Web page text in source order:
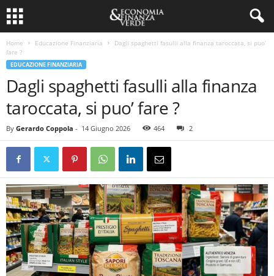
Home Educazione Finanziaria
Dagli spaghetti fasulli alla finanza taroccata, si puo’
fare ?
EDUCAZIONE FINANZIARIA
Dagli spaghetti fasulli alla finanza
taroccata, si puo’ fare ?
By Gerardo Coppola - 14 Giugno 2026 464 2